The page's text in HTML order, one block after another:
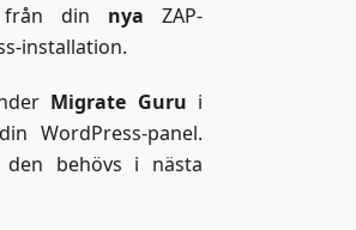
från din nya ZAP-
installation.
Migrate Guru i
WordPress-panel.
den behövs i nästa